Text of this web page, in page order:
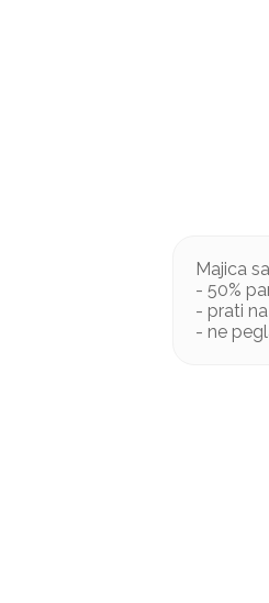
Majica
- 50%
- prati na
- ne